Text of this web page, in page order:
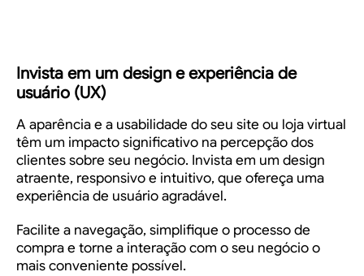
Invista em um design e experiência de
usuário (UX)
A aparência e a usabilidade do seu site ou loja virtual
têm um impacto significativo na percepção dos
clientes sobre seu negócio. Invista em um design
atraente, responsivo e intuitivo, que ofereça uma
experiência de usuário agradável.
Facilite a navegação, simplifique o processo de
compra e torne a interação com o seu negócio o
mais conveniente possível.